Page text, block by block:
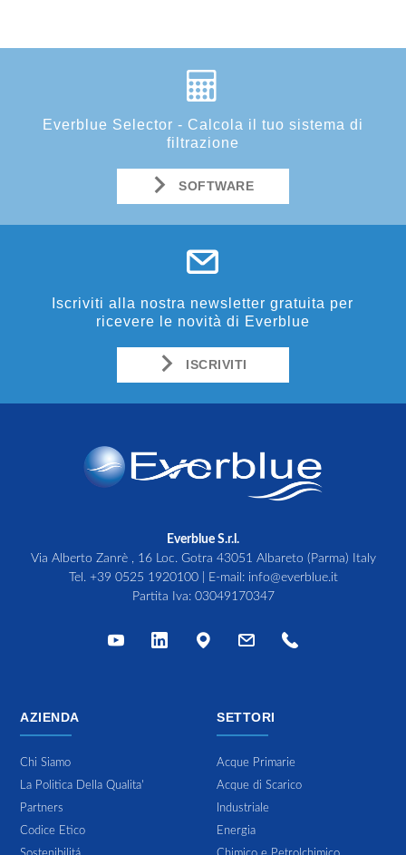
Everblue Selector - Calcola il tuo sistema di
filtrazione
SOFTWARE
Iscriviti alla nostra newsletter gratuita per
ricevere le novità di Everblue
ISCRIVITI
Everblue S.r.l.
Via Alberto Zanrè , 16 Loc. Gotra 43051 Albareto (Parma) Italy
Tel. +39 0525 1920100| E-mail: info@everblue.it
Partita Iva: 03049170347
AZIENDA
Chi Siamo
La Politica Della Qualita'
Partners
Codice Etico
SETTORI
Acque Primarie
Acque di Scarico
Industriale
Energia